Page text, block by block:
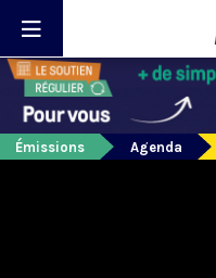
Émissions Agenda